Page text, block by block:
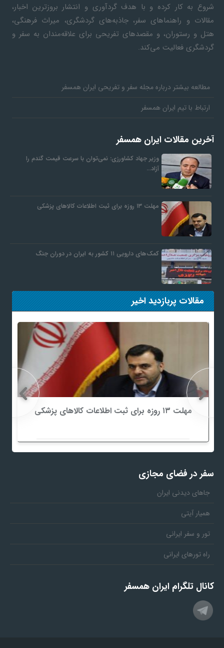
شروع به کار کرده و با هدف گردآوری و انتشار بروزترین اخبار،
مقالات و راهنماهای سفر، جاذبه‌های گردشگری، میراث فرهنگی،
هتل و رستوران، و مقصدهای تفریحی برای علاقه‌مندان به سفر و
گردشگری فعالیت می‌کند.
مطالعه بیشتر درباره مجله سفر و تفریحی ایران همسفر
ارتباط با تیم ایران همسفر
آخرین مقالات ایران همسفر
وزیر جهاد کشاورزی: نمی‌توان با سرعت قیمت گندم را
آزاد…
مهلت ۱۳ روزه برای ثبت اطلاعات کالاهای پزشکی
کمک‌های دارویی ۱۱ کشور به ایران در دوران جنگ
مقالات پربازدید اخیر
مهلت ۱۳ روزه برای ثبت اطلاعات کالاهای پزشکی
سفر در فضای مجازی
جاهای دیدنی ایران
همیار آیتی
تور و سفر ایرانی
راه تورهای ایرانی
کانال تلگرام ایران همسفر